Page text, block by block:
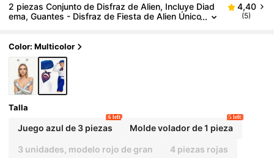
2 piezas Conjunto de Disfraz de Alien, Incluye Diad
ema, Guantes - Disfraz de Fiesta de Alien Único
ntos Temáticos, Fiestas, Festivales de Música, Mas
caradas, Cosplay y Uso Diario - Fácil de Armar
4,40
(5)
Color: Multicolor
Talla
Juego azul de 3 piezas
6 left
Molde volador de 1 pieza
5 left
3 unidades, modelo rojo de gran 4 piezas rojas